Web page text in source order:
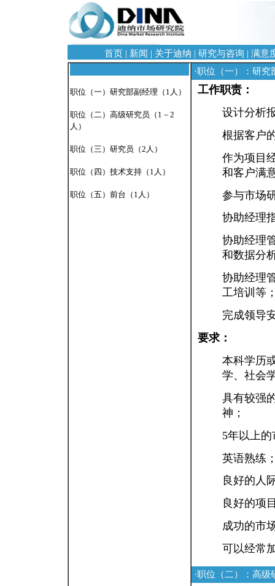
首页 | 新闻 | 关于迪纳 | 研究与咨询 | 满意
职位（一）研究部副经理（1人）
职位（二）高级研究员（1－2
人）
职位（三）研究员（2人）
职位（四）技术支持（1人）
职位（五）前台（1人）
·职位（一）：研究
工作职责：
设计分析
根据客户
作为项目
和客户满
参与市场
协助经理
协助经理
和数据分
协助经理
工培训等
完成领导
要求：
本科学历
学、社会
具有较强
神；
5年以上
英语熟练
良好的人
良好的项
成功的市
可以经常
·职位（二）：高级